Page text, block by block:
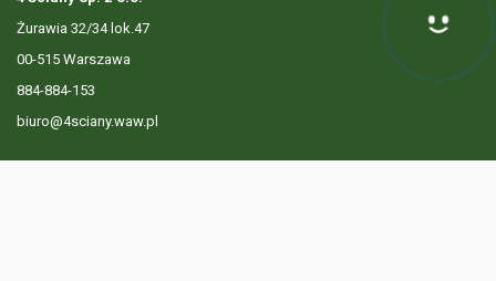
Żurawia 32/34 lok.47
00-515 Warszawa
884-884-153
biuro@4sciany.waw.pl